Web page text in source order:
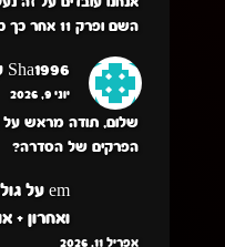
השם ופרק 11 אחר כך כי הוא פרק של…
Sha1996
יוני 9, 2026
שלום, תודה מראש על
הפרקים של הסדרה?
em על
ואחרון +
אפריל 11, 2026